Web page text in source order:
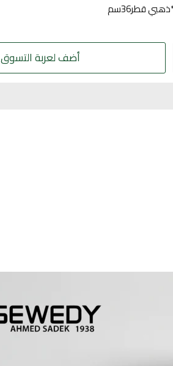
قطر36سم
أضف لعربة التسوق